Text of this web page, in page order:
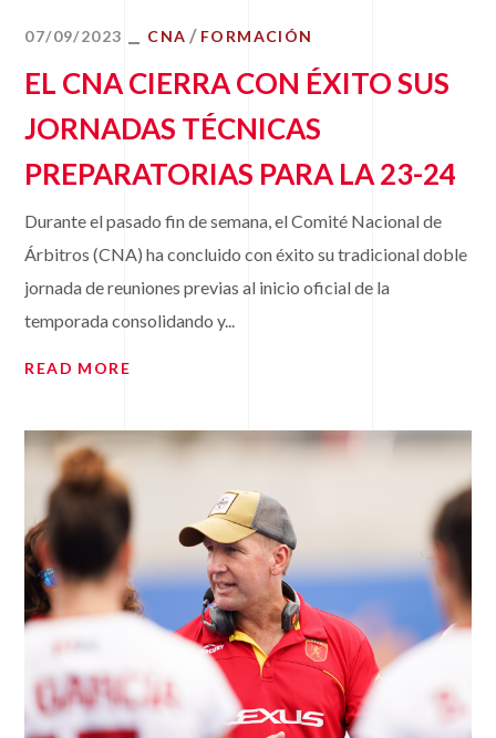
07/09/2023 CNA FORMACIÓN
EL CNA CIERRA CON ÉXITO SUS
JORNADAS TÉCNICAS
PREPARATORIAS PARA LA 23-24
Durante el pasado fin de semana, el Comité Nacional de
Árbitros (CNA) ha concluido con éxito su tradicional doble
jornada de reuniones previas al inicio oficial de la
temporada consolidando y...
READ MORE